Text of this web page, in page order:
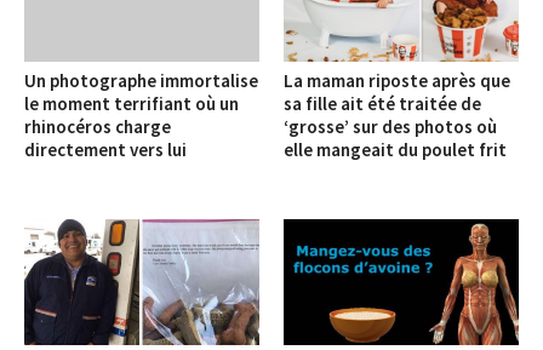
Un photographe immortalise
le moment terrifiant où un
rhinocéros charge
directement vers lui
La maman riposte après que
sa fille ait été traitée de
‘grosse’ sur des photos où
elle mangeait du poulet frit